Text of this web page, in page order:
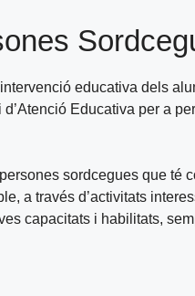
educativa dels
Educativa per a
sordcegues que té
a través d’activitats
capacitats i habilitats,